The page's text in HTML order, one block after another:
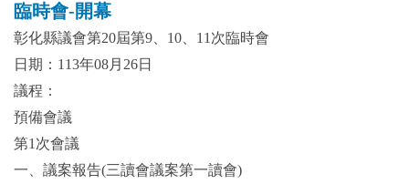
臨時會-開幕
彰化縣議會第20屆第9、10、11次臨時會
日期：113年08月26日
議程：
預備會議
第1次會議
一、議案報告(三讀會議案第一讀會)